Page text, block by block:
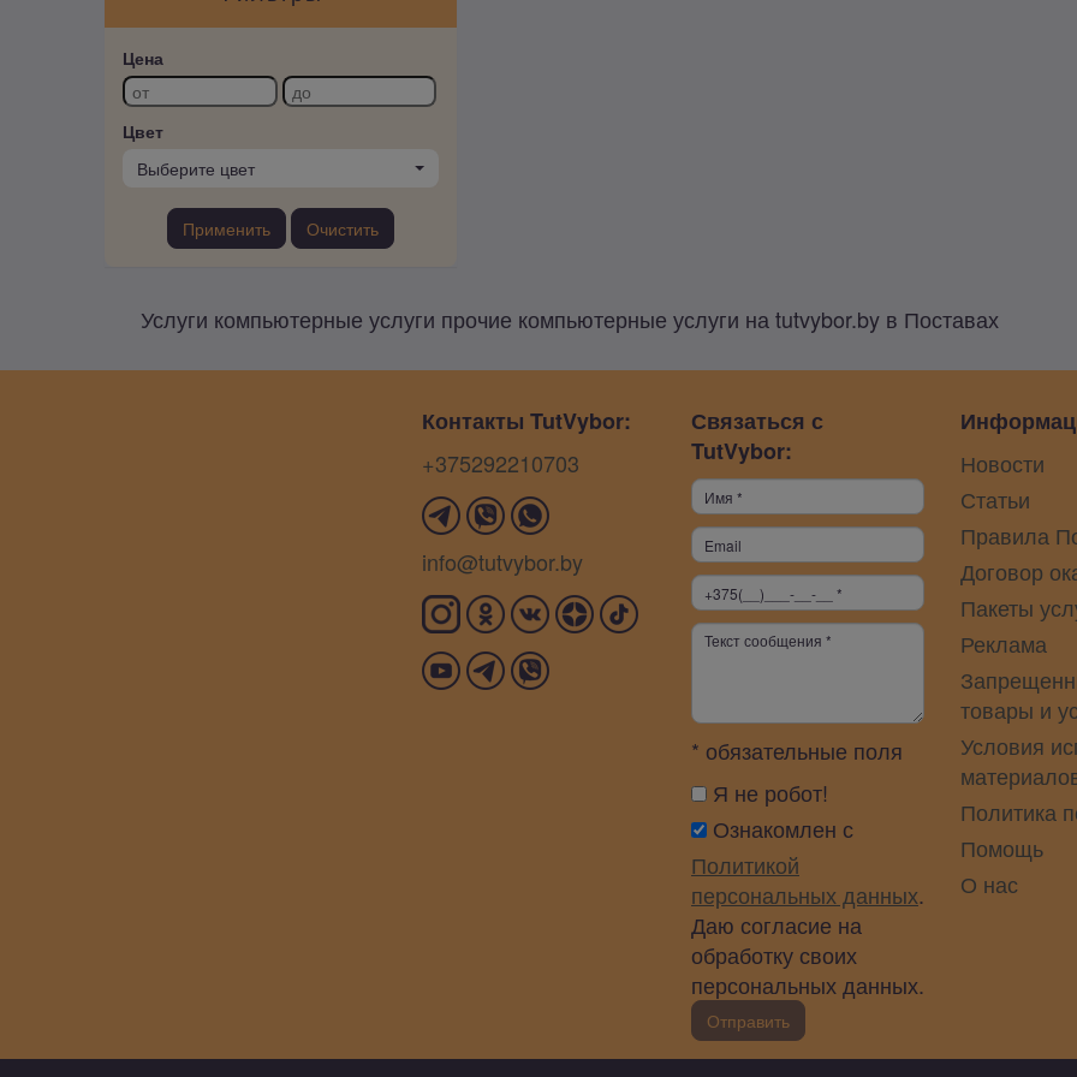
Цена
Цвет
Выберите цвет
Применить Очистить
Услуги компьютерные услуги прочие компьютерные услуги на tutvybor.by в Поставах
Контакты TutVybor:
+375292210703
info@tutvybor.by
Связаться с
TutVybor:
* обязательные поля
Я не робот!
Ознакомлен с
Политикой
персональных данных.
Даю согласие на
обработку своих
персональных данных.
Отправить
Новости
Статьи
Правила
Договор
Пакеты
Реклама
товары и
Условия
Политика
Помощь
О нас